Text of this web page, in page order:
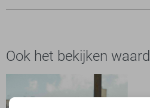
Ook het bekijken waard